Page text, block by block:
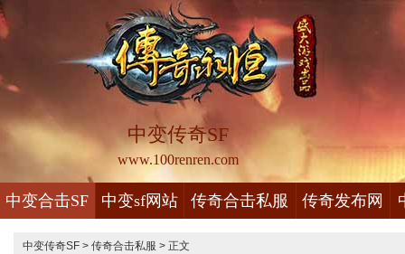
中变传奇SF
www.100renren.com
中变合击SF 中变sf网站 传奇合击私服 传奇发布网
中变传奇SF > 传奇合击私服 > 正文